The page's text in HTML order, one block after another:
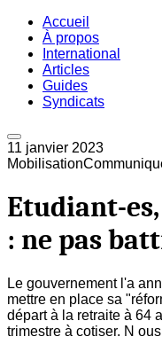
Accueil
À propos
International
Articles
Guides
Syndicats
11 janvier 2023
Mobilisation
Etudiant-
: ne pas
Le gouvernement l'a
mettre en place sa
départ à la retraite à 64
trimestre à cotiser. N